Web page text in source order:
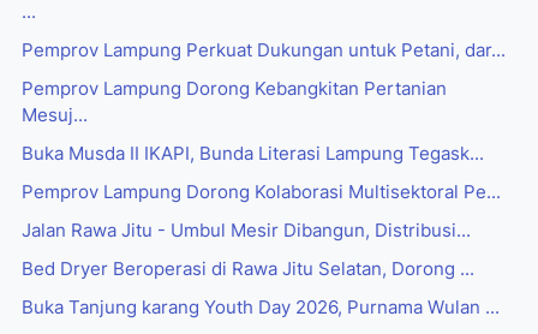
...
Pemprov Lampung Perkuat Dukungan untuk Petani, dar...
Pemprov Lampung Dorong Kebangkitan Pertanian
Mesuj...
Buka Musda II IKAPI, Bunda Literasi Lampung Tegask...
Pemprov Lampung Dorong Kolaborasi Multisektoral Pe...
Jalan Rawa Jitu - Umbul Mesir Dibangun, Distribusi...
Bed Dryer Beroperasi di Rawa Jitu Selatan, Dorong ...
Buka Tanjung karang Youth Day 2026, Purnama Wulan ...